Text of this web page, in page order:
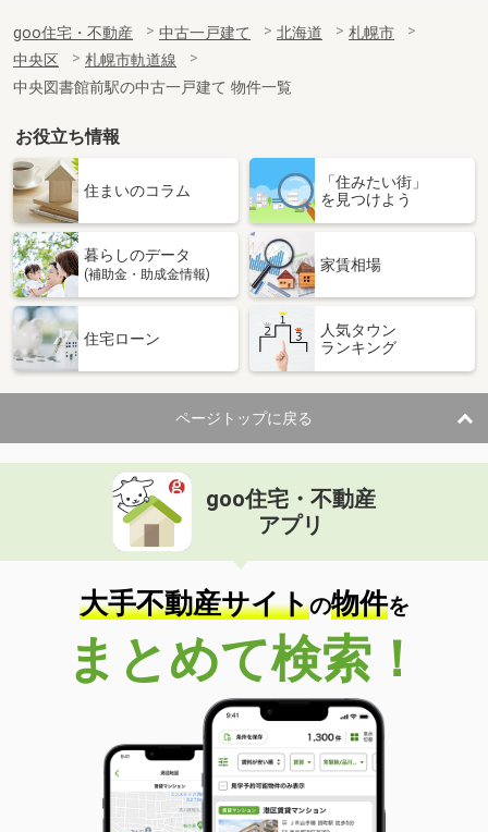
goo住宅・不動産 中古一戸建て 北海道
札幌市
中央区
札幌市軌道線
中央図書館前駅の中古一戸建て 物件一覧
お役立ち情報
住まいのコラム
「住みたい街」
を見つけよう
暮らしのデータ
(補助金・助成金情報)
家賃相場
住宅ローン
人気タウン
ランキング
ページトップに戻る
goo住宅・不動産
アプリ
大手不動産サイトの物件を
まとめて検索！